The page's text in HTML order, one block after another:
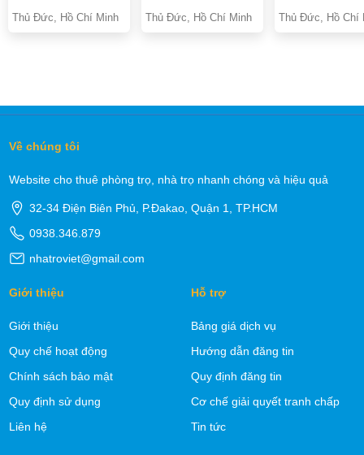
Thủ Đức, Hồ Chí Minh Thủ Đức, Hồ Chí Minh Thủ Đức, Hồ Chí
Về chúng tôi
Website cho thuê phòng trọ, nhà trọ nhanh chóng và hiệu quả
32-34 Điện Biên Phủ, P.Đakao, Quận 1, TP.HCM
0938.346.879
nhatroviet@gmail.com
Giới thiệu
Giới thiệu
Quy chế hoạt động
Chính sách bảo mật
Quy định sử dụng
Liên hệ
Hỗ trợ
Bảng giá dịch vụ
Hướng dẫn đăng tin
Quy định đăng tin
Cơ chế giải quyết tranh chấp
Tin tức